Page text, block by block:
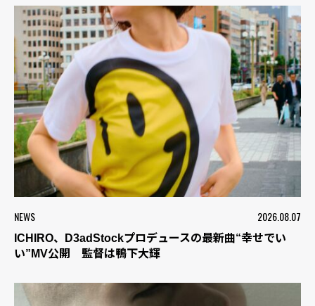
NEWS 2026.08.07
ICHIRO、D3adStockプロデュースの最新曲“幸せでい
い”MV公開 監督は鴨下大輝